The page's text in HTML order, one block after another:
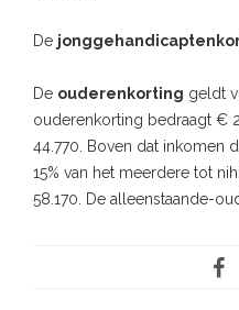
De
De ouderenkorting geldt
ouderenkorting bedraagt €
44.770. Boven dat inkomen
15% van het meerdere tot
58.170. De alleenstaande-